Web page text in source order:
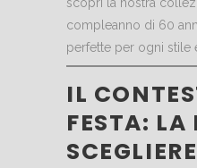
compleanno di 60
perfette per ogni stile
IL
FESTA: LA